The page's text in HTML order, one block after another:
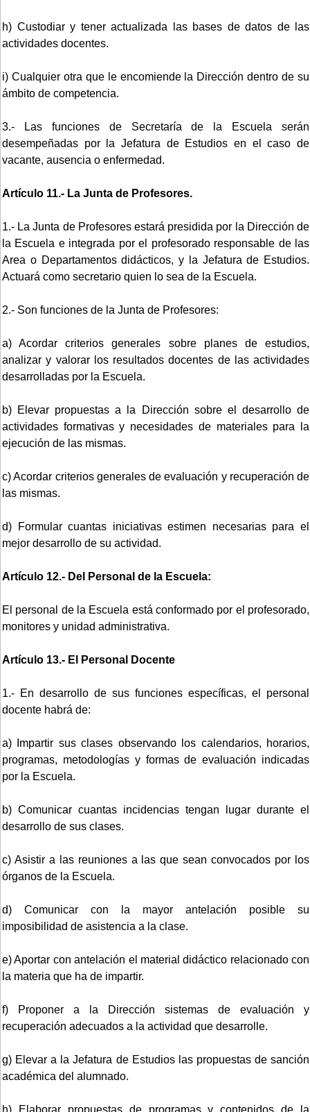
h) Custodiar y tener actualizada las bases de datos de las
actividades docentes.
i) Cualquier otra que le encomiende la Dirección dentro de su
ámbito de competencia.
3.- Las funciones de Secretaría de la Escuela serán
desempeñadas por la Jefatura de Estudios en el caso de
vacante, ausencia o enfermedad.
Artículo 11.- La Junta de Profesores.
1.- La Junta de Profesores estará presidida por la Dirección de
la Escuela e integrada por el profesorado responsable de las
Area o Departamentos didácticos, y la Jefatura de Estudios.
Actuará como secretario quien lo sea de la Escuela.
2.- Son funciones de la Junta de Profesores:
a) Acordar criterios generales sobre planes de estudios,
analizar y valorar los resultados docentes de las actividades
desarrolladas por la Escuela.
b) Elevar propuestas a la Dirección sobre el desarrollo de
actividades formativas y necesidades de materiales para la
ejecución de las mismas.
c) Acordar criterios generales de evaluación y recuperación de
las mismas.
d) Formular cuantas iniciativas estimen necesarias para el
mejor desarrollo de su actividad.
Artículo 12.- Del Personal de la Escuela:
El personal de la Escuela está conformado por el profesorado,
monitores y unidad administrativa.
Artículo 13.- El Personal Docente
1.- En desarrollo de sus funciones específicas, el personal
docente habrá de:
a) Impartir sus clases observando los calendarios, horarios,
programas, metodologías y formas de evaluación indicadas
por la Escuela.
b) Comunicar cuantas incidencias tengan lugar durante el
desarrollo de sus clases.
c) Asistir a las reuniones a las que sean convocados por los
órganos de la Escuela.
d) Comunicar con la mayor antelación posible su
imposibilidad de asistencia a la clase.
e) Aportar con antelación el material didáctico relacionado con
la materia que ha de impartir.
f) Proponer a la Dirección sistemas de evaluación y
recuperación adecuados a la actividad que desarrolle.
g) Elevar a la Jefatura de Estudios las propuestas de sanción
académica del alumnado.
h) Elaborar propuestas de programas y contenidos de la